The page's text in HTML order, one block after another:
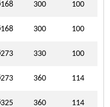
300 100
300 100
330 100
360 114
360 114